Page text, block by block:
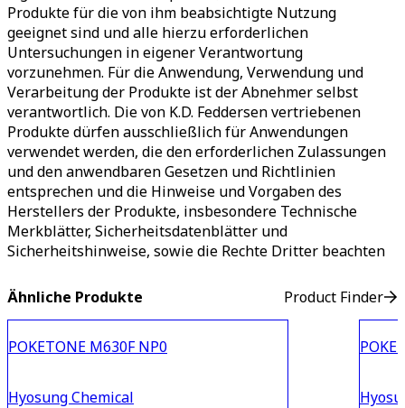
Produkte für die von ihm beabsichtigte Nutzung
geeignet sind und alle hierzu erforderlichen
Untersuchungen in eigener Verantwortung
vorzunehmen. Für die Anwendung, Verwendung und
Verarbeitung der Produkte ist der Abnehmer selbst
verantwortlich. Die von K.D. Feddersen vertriebenen
Produkte dürfen ausschließlich für Anwendungen
verwendet werden, die den erforderlichen Zulassungen
und den anwendbaren Gesetzen und Richtlinien
entsprechen und die Hinweise und Vorgaben des
Herstellers der Produkte, insbesondere Technische
Merkblätter, Sicherheitsdatenblätter und
Sicherheitshinweise, sowie die Rechte Dritter beachten
Ähnliche Produkte Product Finder
POKETONE M630F NP0
Hyosung Chemical